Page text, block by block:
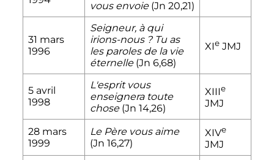
vous envoie(Jn 20,21)
31 mars
1996
Seigneur, à qui
irions-nous ? Tu as
les paroles de la vie
éternelle(Jn 6,68)
XIe JMJ
5 avril
1998
L'esprit vous
enseignera toute
chose(Jn 14,26)
XIIIe
JMJ
28 mars
1999
Le Père vous aime
(Jn 16,27)
XIVe
JMJ